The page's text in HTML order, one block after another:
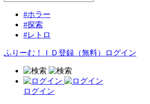
#ホラー
#探索
#レトロ
ふりーむ！ＩＤ登録（無料） ログイン
ログイン